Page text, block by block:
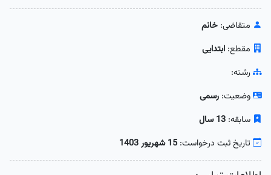
متقاضی: خانم
مقطع: ابتدایی
رشته:
وضعیت: رسمی
سابقه: 13 سال
تاریخ ثبت درخواست: 15 شهریور 1403